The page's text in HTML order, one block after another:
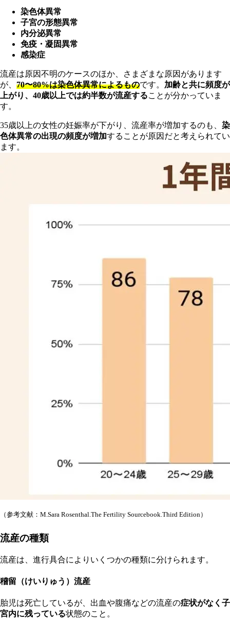
染色体異常
子宮の形態異常
内分泌異常
免疫・凝固異常
感染症
流産は原因不明のケースのほか、さまざまな原因があります
が、 70〜80%は染色体異常によるものです。 加齢と共に頻度が
上がり、40歳以上では約半数が流産することが分かっていま
す。
35歳以上の女性の妊娠率が下がり、流産率が増加するのも、 染
色体異常の出現の頻度が増加することが原因だと考えられてい
ます。
（参考文献：M.Sara Rosenthal.The Fertility Sourcebook.Third Edition）
流産の種類
流産は、進行具合によりいくつかの種類に分けられます。
稽留（けいりゅう）流産
胎児は死亡しているが、出血や腹痛などの流産の症状がなく子
宮内に残っている状態のこと。